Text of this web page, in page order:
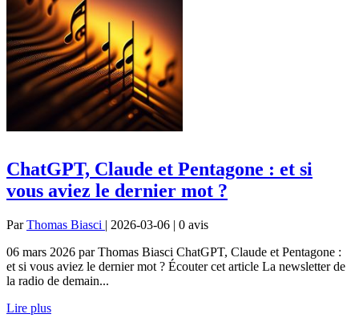
ChatGPT, Claude et Pentagone : et si
vous aviez le dernier mot ?
ParThomas Biasci | 2026-03-06 | 0 avis
06 mars 2026 par Thomas Biasci ChatGPT, Claude et Pentagone :
et si vous aviez le dernier mot ? Écouter cet article La newsletter de
la radio de demain...
Lire plus